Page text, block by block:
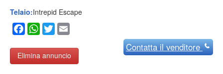
Telaio:Intrepid Escape
Facebook
WhatsApp
Twitter
Elimina annuncio
Contattail venditore